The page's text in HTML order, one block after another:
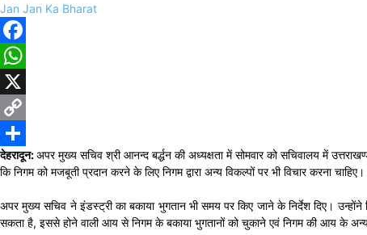
Jan Jan Ka Bharat
Facebook
WhatsApp
X
Copy
Link
Share
देहरादून:अपर मुख्य सचिव श्री आनन्द बर्द्धन की अध्यक्षता में सोमवार को सचिवालय में
कि निगम को मजबूती प्रदान करने के लिए निगम द्वारा अन्य विकल्पों पर भी विचार करना
अपर मुख्य सचिव ने इंडस्ट्री का बकाया भुगतान भी समय पर किए जाने के निर्देश दिए। उन्होंने
सकता है, इससे होने वाली आय से निगम के बकाया भुगतानों को चुकाने एवं निगम की आय के अन्य